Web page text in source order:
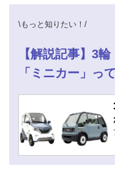
テクノロ
このメデ
運営会社
\もっと知りたい！/
【解説記事】3
「ミニカー」っ